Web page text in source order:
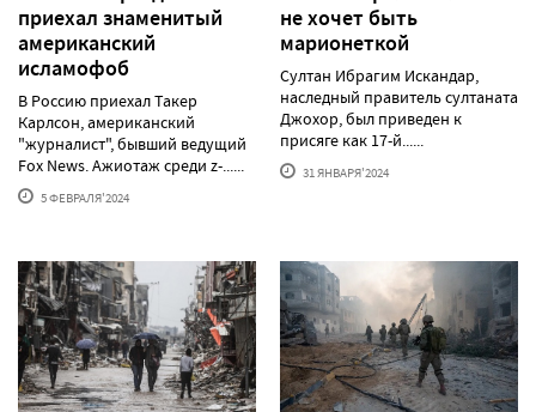
приехал знаменитый
американский
исламофоб
В Россию приехал Такер
Карлсон, американский
"журналист", бывший ведущий
Fox News. Ажиотаж среди z-......
5 ФЕВРАЛЯ'2024
не хочет быть
марионеткой
Султан Ибрагим Искандар,
наследный правитель султаната
Джохор, был приведен к
присяге как 17-й......
31 ЯНВАРЯ'2024